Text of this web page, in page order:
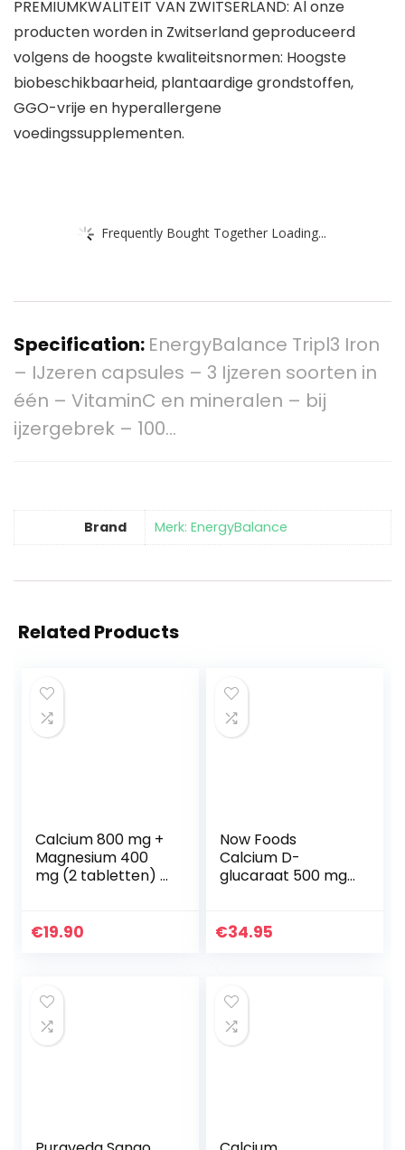
PREMIUMKWALITEIT VAN ZWITSERLAND: Al onze
producten worden in Zwitserland geproduceerd
volgens de hoogste kwaliteitsnormen: Hoogste
biobeschikbaarheid, plantaardige grondstoffen,
GGO-vrije en hyperallergene
voedingssupplementen.
Frequently Bought Together Loading...
Specification: EnergyBalance Tripl3 Iron
– IJzeren capsules – 3 Ijzeren soorten in
één – VitaminC en mineralen – bij
ijzergebrek – 100…
Brand Merk: EnergyBalance
Related Products
Calcium 800 mg +
Magnesium 400
mg (2 tabletten) –
voorraad –
€19.90
Now Foods
Calcium D-
glucaraat 500 mg,
glutenvrij, sojafvrij,
€34.95